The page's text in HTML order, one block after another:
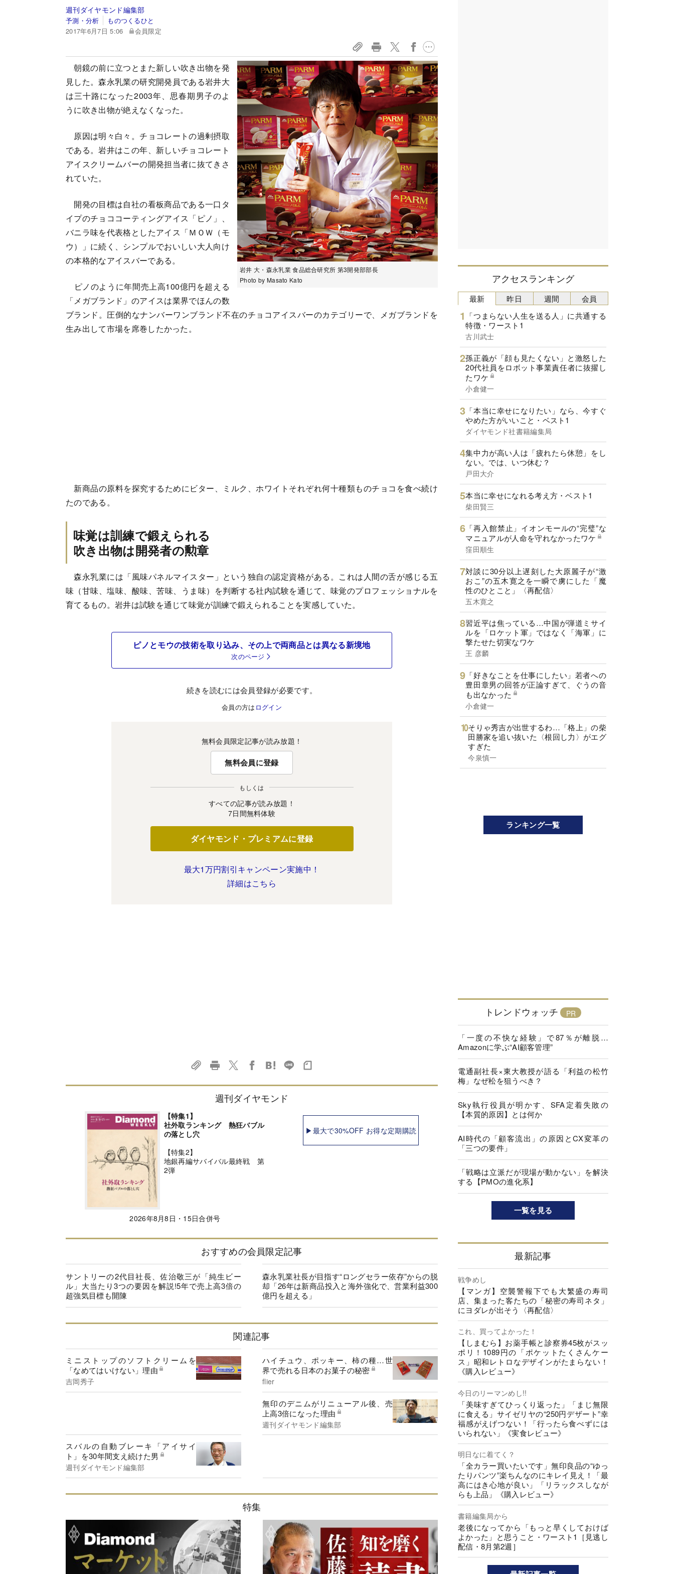
週刊ダイヤモンド編集部
予測・分析
ものつくるひと
2017年6月7日 5:06
会員限定
岩井 大・森永乳業 食品総合研究所 第3開発部部長
Photo by Masato Kato
朝鏡の前に立つとまた新しい吹き出物を発
見した。森永乳業の研究開発員である岩井大
は三十路になった2003年、思春期男子のよ
うに吹き出物が絶えなくなった。
原因は明々白々。チョコレートの過剰摂取
である。岩井はこの年、新しいチョコレート
アイスクリームバーの開発担当者に抜てきさ
れていた。
開発の目標は自社の看板商品である一口タ
イプのチョココーティングアイス「ピノ」、
バニラ味を代表格としたアイス「ＭＯＷ（モ
ウ）」に続く、シンプルでおいしい大人向け
の本格的なアイスバーである。
ピノのように年間売上高100億円を超える
「メガブランド」のアイスは業界でほんの数
ブランド。圧倒的なナンバーワンブランド不在のチョコアイスバーのカテゴリーで、メガブランドを
生み出して市場を席巻したかった。
新商品の原料を探究するためにビター、ミルク、ホワイトそれぞれ何十種類ものチョコを食べ続け
たのである。
味覚は訓練で鍛えられる
吹き出物は開発者の勲章
森永乳業には「風味パネルマイスター」という独自の認定資格がある。これは人間の舌が感じる五
味（甘味、塩味、酸味、苦味、うま味）を判断する社内試験を通じて、味覚のプロフェッショナルを
育てるもの。岩井は試験を通じて味覚が訓練で鍛えられることを実感していた。
ピノとモウの技術を取り込み、その上で両商品とは異なる新境地
次のページ
続きを読むには会員登録が必要です。
会員の方は ログイン
無料会員限定記事が読み放題！
無料会員に登録
もしくは
すべての記事が読み放題！
7日間無料体験
ダイヤモンド・プレミアムに登録
最大1万円割引キャンペーン実施中！
詳細はこちら
週刊ダイヤモンド
【特集1】
社外取ランキング 熱狂バブル
の落とし穴
【特集2】
地銀再編サバイバル最終戦 第
2弾
2026年8月8日・15日合併号
▶最大で30%OFF お得な定期購読
おすすめの会員限定記事
サントリーの2代目社長、佐治敬三が「純生ビー
ル」大当たり3つの要因を解説!5年で売上高3倍の
超強気目標も開陳
森永乳業社長が目指す“ロングセラー依存”からの脱
却「26年は新商品投入と海外強化で、営業利益300
億円を超える」
関連記事
ミニストップのソフトクリームを
「なめてはいけない」理由
吉岡秀子
ハイチュウ、ポッキー、柿の種…世
界で売れる日本のお菓子の秘密
flier
無印のデニムがリニューアル後、売
上高3倍になった理由
週刊ダイヤモンド編集部
スバルの自動ブレーキ「アイサイ
ト」を30年間支え続けた男
週刊ダイヤモンド編集部
特集
アクセスランキング
最新
「つまらない人生を送る人」に共通する
特徴・ワースト1
古川武士
孫正義が「顔も見たくない」と激怒した
20代社員をロボット事業責任者に抜擢し
たワケ
小倉健一
「本当に幸せになりたい」なら、今すぐ
やめた方がいいこと・ベスト1
ダイヤモンド社書籍編集局
集中力が高い人は「疲れたら休憩」をし
ない。では、いつ休む？
戸田大介
本当に幸せになれる考え方・ベスト1
柴田賢三
「再入館禁止」イオンモールの“完璧”な
マニュアルが人命を守れなかったワケ
窪田順生
対談に30分以上遅刻した大原麗子が“激
おこ”の五木寛之を一瞬で虜にした「魔
性のひとこと」〈再配信〉
五木寛之
習近平は焦っている…中国が弾道ミサイ
ルを「ロケット軍」ではなく「海軍」に
撃たせた切実なワケ
王 彦麟
「好きなことを仕事にしたい」若者への
豊田章男の回答が正論すぎて、ぐうの音
も出なかった
小倉健一
そりゃ秀吉が出世するわ…「格上」の柴
田勝家を追い抜いた〈根回し力〉がエグ
すぎた
今泉慎一
昨日 週間 会員
ランキング一覧
トレンドウォッチ
「一度の不快な経験」で87％が離脱…
Amazonに学ぶ“AI顧客管理”
電通副社長×東大教授が語る「利益の松竹
梅」なぜ松を狙うべき？
Sky執行役員が明かす、SFA定着失敗の
【本質的原因】とは何か
AI時代の「顧客流出」の原因とCX変革の
「三つの要件」
「戦略は立派だが現場が動かない」を解決
する【PMOの進化系】
一覧を見る
最新記事
戦争めし
【マンガ】空襲警報下でも大繁盛の寿司
店、集まった客たちの「秘密の寿司ネタ」
にヨダレが出そう〈再配信〉
これ、買ってよかった！
【しまむら】お薬手帳と診察券45枚がスッ
ポリ！1089円の「ポケットたくさんケー
ス」昭和レトロなデザインがたまらない！
《購入レビュー》
今日のリーマンめし!!
「美味すぎてひっくり返った」「まじ無限
に食える」サイゼリヤの“250円デザート”幸
福感がえげつない！「行ったら食べずには
いられない」《実食レビュー》
明日なに着てく？
「全カラー買いたいです」無印良品の“ゆっ
たりパンツ”楽ちんなのにキレイ見え！「最
高にはき心地が良い」「リラックスしなが
らも上品」《購入レビュー》
書籍編集局から
老後になってから「もっと早くしておけば
よかった」と思うこと・ワースト1［見逃し
配信・8月第2週］